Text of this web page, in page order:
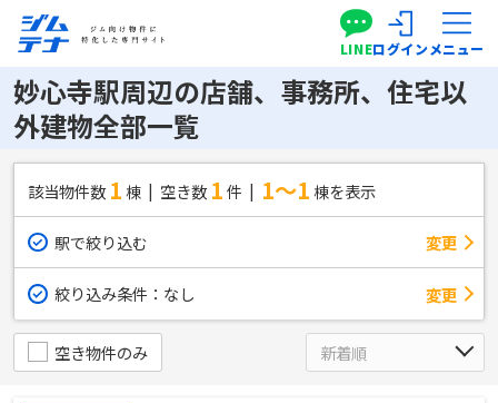
LINEログインメニュー
妙心寺駅周辺の店舗、事務所、住宅以
外建物全部一覧
該当物件数 1棟 空き数 1件 1～1棟を表示
駅で絞り込む 変更
絞り込み条件： なし 変更
空き物件のみ